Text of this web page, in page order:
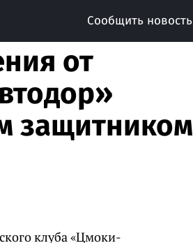
Сообщить новость
от
защитником
клуба «Цмоки-